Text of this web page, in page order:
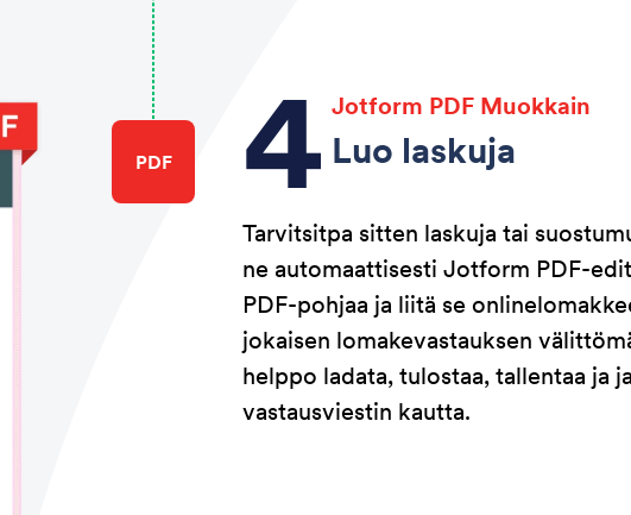
Jotform PDF Muokkain
Luo laskuja
Tarvitsitpa sitten laskuja tai
ne automaattisesti Jotform PDF-
PDF-pohjaa ja liitä se
jokaisen lomakevastauksen
helppo ladata, tulostaa, tallentaa ja
vastausviestin kautta.
PDF